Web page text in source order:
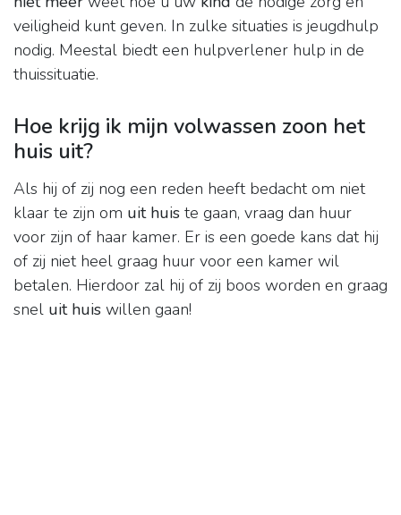
veiligheid kunt geven. In zulke situaties is jeugdhulp
nodig. Meestal biedt een hulpverlener hulp in de
thuissituatie.
Hoe krijg ik mijn volwassen zoon het
huis uit?
Als hij of zij nog een reden heeft bedacht om niet
klaar te zijn om uit huis te gaan, vraag dan huur
voor zijn of haar kamer. Er is een goede kans dat hij
of zij niet heel graag huur voor een kamer wil
betalen. Hierdoor zal hij of zij boos worden en graag
snel uit huis willen gaan!